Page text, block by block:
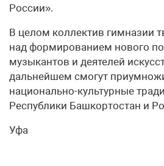
России».
В целом коллектив гимназии
над формированием нового
музыкантов и деятелей
дальнейшем смогут
национально-культурные
Республики Башкортостан и
Уфа